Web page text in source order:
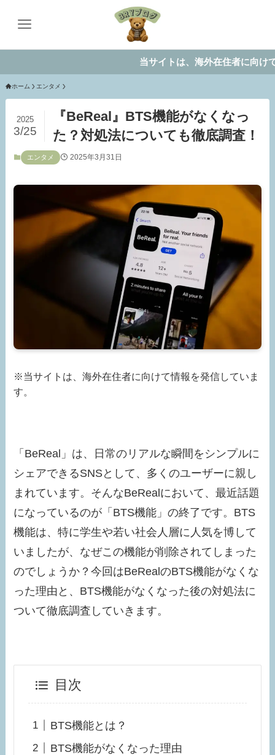
当サイトは、海外在住者に向けて情報
ホーム エンタメ
『BeReal』BTS機能がなくなっ
た？対処法についても徹底調査！
2025
3/25
エンタメ 2025年3月31日
※当サイトは、海外在住者に向けて情報を発信していま
す。
「BeReal」は、日常のリアルな瞬間をシンプルに
シェアできるSNSとして、多くのユーザーに親し
まれています。そんなBeRealにおいて、最近話題
になっているのが「BTS機能」の終了です。BTS
機能は、特に学生や若い社会人層に人気を博して
いましたが、なぜこの機能が削除されてしまった
のでしょうか？今回はBeRealのBTS機能がなくな
った理由と、BTS機能がなくなった後の対処法に
ついて徹底調査していきます。
目次
BTS機能とは？
BTS機能がなくなった理由